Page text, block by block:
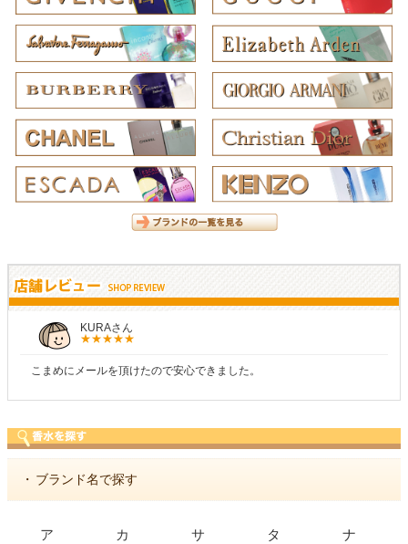
KURAさん
こまめにメールを頂けたので安心できました。
・ ブランド名で探す
ア カ サ タ ナ